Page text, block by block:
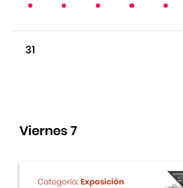
31
Viernes 7
Categoría: Exposición